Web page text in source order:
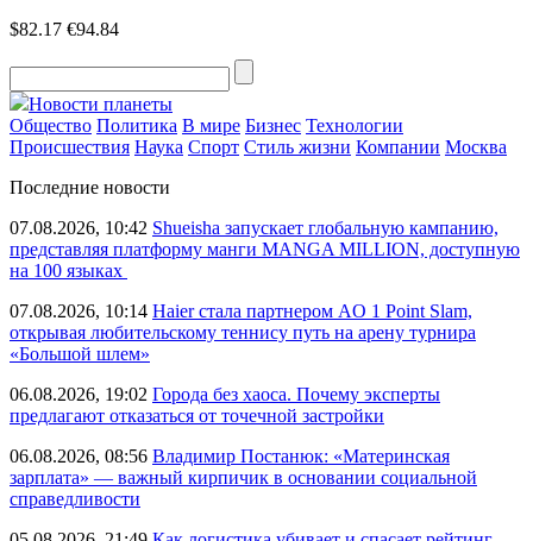
$82.17 €94.84
Новости планеты
Общество Политика В мире Бизнес Технологии
Происшествия Наука Спорт Стиль жизни Компании Москва
Последние новости
07.08.2026, 10:42 Shueisha запускает глобальную кампанию,
представляя платформу манги MANGA MILLION, доступную
на 100 языках
07.08.2026, 10:14 Haier стала партнером AO 1 Point Slam,
открывая любительскому теннису путь на арену турнира
«Большой шлем»
06.08.2026, 19:02 Города без хаоса. Почему эксперты
предлагают отказаться от точечной застройки
06.08.2026, 08:56 Владимир Постанюк: «Материнская
зарплата» — важный кирпичик в основании социальной
справедливости